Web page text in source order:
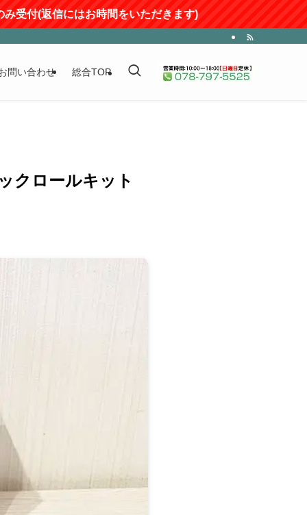
お時間をいただきます)
問い合わせ 総合TOP
クロールキット